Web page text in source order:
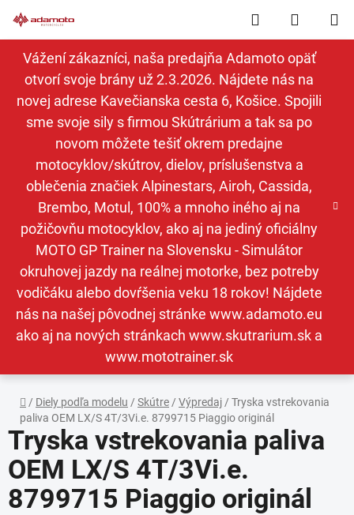
na
obsah
Vážení zákazníci, naša predajňa Adamoto opäť
otvorí svoje brány už 2.3.2026. Nájdete nás na
novej adrese Kavečianska cesta 6, Košice. Spojili
sme svoje sily s firmou Skútrárium a tak sa po
novom môžete tešiť okrem predajne
motocyklov/skútrov, dielov, príslušenstva a
oblečenia značiek Alpinestars, Airoh, Cassida,
Brembo, Motul, 100% a mnoho iného aj na
požičovňu motocyklov, ako aj na jediný oficiálny
MOTO GP Trainer na Slovensku - Simulátor
okruhovej jazdy na reálnej motorke, bez potreby
vodičáku alebo dovŕšenia veku 18 rokov! Nájdete
nás na našej pôvodnej stránke www.adamoto.eu
ako aj na nových stránkach www.skutrarium.sk a
www.mototrainer.sk
Hľadať
KOŠÍK
Domov
/ Diely podľa modelu / Skútre / Výpredaj / Tryska vstrekovania
paliva OEM LX/S 4T/3Vi.e. 8799715 Piaggio originál
Tryska vstrekovania paliva
OEM LX/S 4T/3Vi.e.
8799715 Piaggio originál